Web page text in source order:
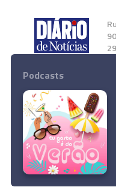
© 2026
Todos os
Podcasts